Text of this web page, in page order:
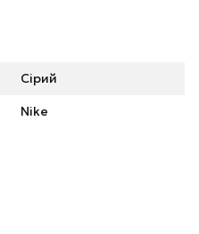
Сірий
Nike